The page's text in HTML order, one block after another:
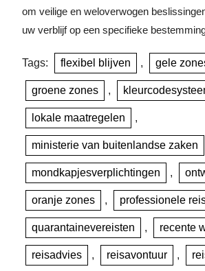
om veilige en weloverwogen
uw verblijf op een specifieke
Tags: flexibel blijven , gele
groene zones ,
lokale maatregelen ,
ministerie van buitenlandse zaken
mondkapjesverplichtingen ,
oranje zones , professionele
quarantainevereisten , recente
reisadvies , reisavontuur ,